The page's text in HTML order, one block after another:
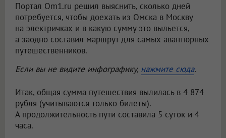
Портал Om1.ru решил выяснить, сколько дней
потребуется, чтобы доехать из Омска в Москву
на электричках и в какую сумму это выльется,
а заодно составил маршрут для самых авантюрных
путешественников.
Если вы не видите инфографику, нажмите сюда.
Итак, общая сумма путешествия вылилась в 4 874
рубля (учитываются только билеты).
А продолжительность пути составила 5 суток и 4
часа.